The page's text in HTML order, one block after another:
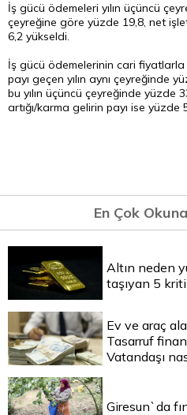
İş gücü ödemeleri yılın üçüncü
çeyreğine göre yüzde 19,8, net
6,2 yükseldi.
İş gücü ödemelerinin cari
payı geçen yılın aynı çeyreğinde
bu yılın üçüncü çeyreğinde yüzde
artığı/karma gelirin payı ise
En Çok
Altın neden
taşıyan 5
Ev ve araç
Tasarruf
Vatandaşı
Giresun`da